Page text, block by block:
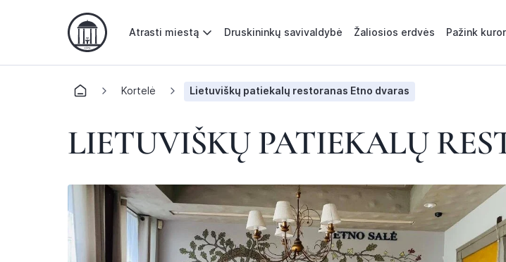
Atrasti miestą Druskininkų savivaldybė Žaliosios erdvės Pažink
Kortelė Lietuviškų patiekalų restoranas Etno dvaras
LIETUVIŠKŲ PATIEKALŲ